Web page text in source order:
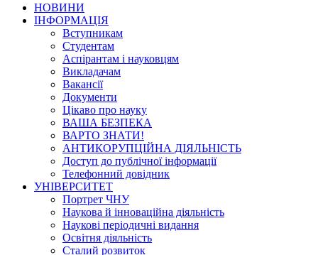
НОВИНИ
ІНФОРМАЦІЯ
Вступникам
Студентам
Аспірантам і науковцям
Викладачам
Вакансії
Документи
Цікаво про науку
ВАША БЕЗПЕКА
ВАРТО ЗНАТИ!
АНТИКОРУПЦІЙНА ДІЯЛЬНІСТЬ
Доступ до публічної інформації
Телефонний довідник
УНІВЕРСИТЕТ
Портрет ЧНУ
Наукова й інноваційна діяльність
Наукові періодичні видання
Освітня діяльність
Сталий розвиток